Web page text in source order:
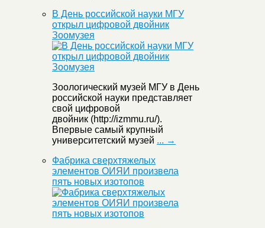
В День российской науки МГУ
открыл цифровой двойник
Зоомузея
Зоологический музей МГУ в День
российской науки представляет
свой цифровой
двойник (http://izmmu.ru/).
Впервые самый крупный
университетский музей ... →
Фабрика сверхтяжелых
элементов ОИЯИ произвела
пять новых изотопов